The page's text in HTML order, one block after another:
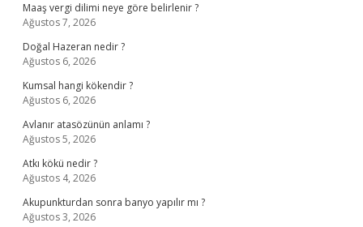
Maaş vergi dilimi neye göre belirlenir ?
Ağustos 7, 2026
Doğal Hazeran nedir ?
Ağustos 6, 2026
Kumsal hangi kökendir ?
Ağustos 6, 2026
Avlanır atasözünün anlamı ?
Ağustos 5, 2026
Atkı kökü nedir ?
Ağustos 4, 2026
Akupunkturdan sonra banyo yapılır mı ?
Ağustos 3, 2026